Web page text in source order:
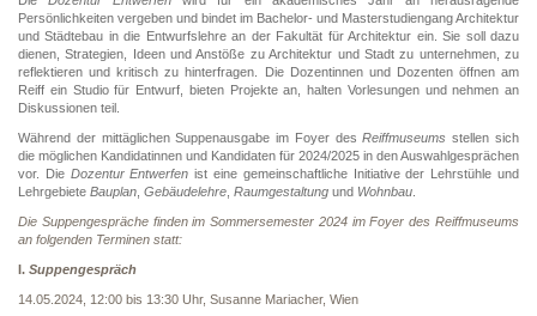
Persönlichkeiten vergeben und bindet im Bachelor- und Masterstudiengang Architektur
und Städtebau in die Entwurfslehre an der Fakultät für Architektur ein. Sie soll dazu
dienen, Strategien, Ideen und Anstöße zu Architektur und Stadt zu unternehmen, zu
reflektieren und kritisch zu hinterfragen. Die Dozentinnen und Dozenten öffnen am
Reiff ein Studio für Entwurf, bieten Projekte an, halten Vorlesungen und nehmen an
Diskussionen teil.
Während der mittäglichen Suppenausgabe im Foyer desReiffmuseumsstellen sich
die möglichen Kandidatinnen und Kandidaten für 2024/2025 in den Auswahlgesprächen
vor. Die Dozentur Entwerfen ist eine gemeinschaftliche Initiative der Lehrstühle und
Lehrgebiete Bauplan Gebäudelehre Raumgestaltung und Wohnbau
Die Suppengespräche finden im Sommersemester 2024 im Foyer des Reiffmuseums
an folgenden Terminen statt:
I. Suppengespräch
14.05.2024, 12:00 bis 13:30 Uhr, Susanne Mariacher, Wien